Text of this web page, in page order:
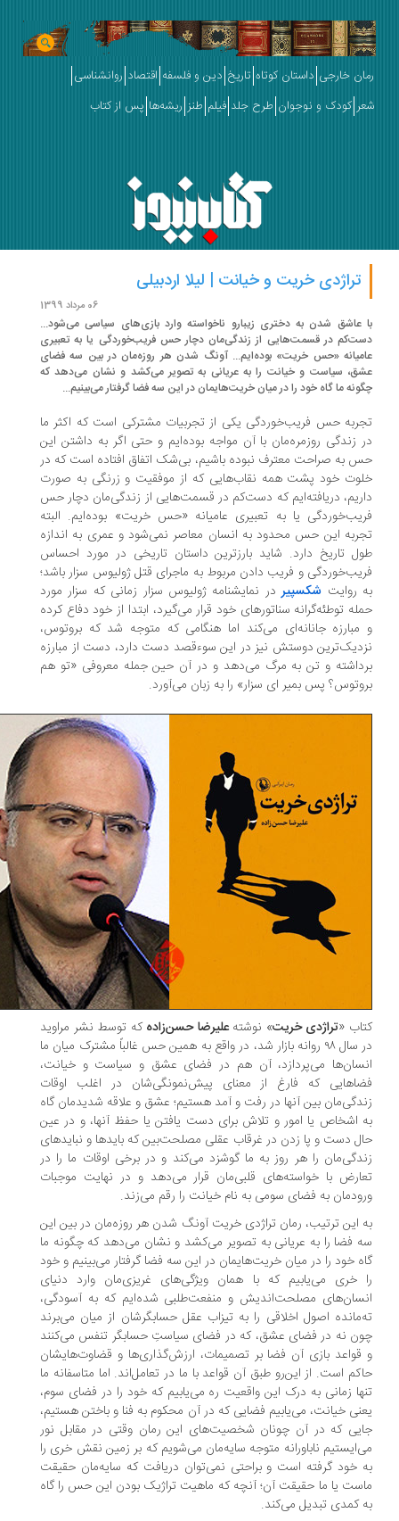
خارجی داستان کوتاه تاریخ دین و فلسفه اقتصاد روانشناسی
کودک و نوجوان طرح جلد فیلم طنز ریشه‌ها پس از کتاب
تراژدی خریت و خیانت | لیلا اردبیلی
عاشق شدن به دختری زیبارو ناخواسته وارد بازی‌های سیاسی می‌شود...
در قسمت‌هایی از زندگی‌مان دچار حس فریب‌خوردگی یا به تعبیری
«حس خریت» بوده‌ایم... آونگ شدن هر روزه‌مان در بین سه فضای
سیاست و خیانت را به عریانی به تصویر می‌کشد و نشان می‌دهد که
ما گاه خود را در میان خریت‌هایمان در این سه فضا گرفتار می‌بینیم...
حس فریب‌خوردگی یکی از تجربیات مشترکی است که اکثر ما
زندگی روزمره‌مان با آن مواجه بوده‌ایم و حتی اگر به داشتن این
به صراحت معترف نبوده باشیم، بی‌شک اتفاق افتاده است که در
خود پشت همه نقاب‌هایی که از موفقیت و زرنگی به صورت
دریافته‌ایم که دست‌کم در قسمت‌هایی از زندگی‌مان دچار حس
یا به تعبیری عامیانه «حس خریت» بوده‌ایم. البته
این حس محدود به انسان‌ معاصر نمی‌شود و عمری به اندازه
تاریخ دارد. شاید بارزترین داستان تاریخی در مورد احساس
و فریب دادن مربوط به ماجرای قتل ژولیوس سزار باشد؛
روایت شکسپیردر نمایشنامه ژولیوس سزار زمانی که سزار مورد
توطئه‌گرانه سناتورهای خود قرار می‌گیرد، ابتدا از خود دفاع کرده
جانانه‌ای می‌کند اما هنگامی که متوجه شد که بروتوس،
دوستش نیز در این سوءقصد دست دارد، دست از مبارزه
و تن به مرگ می‌دهد و در آن حین جمله معروفی «تو هم
پس بمیر ای سزار» را به زبان می‌آورد.
تراژدی خریت» نوشتهعلیرضا حسن‌زادهکه توسط نشر مراوید
در سال ۹۸ روانه بازار شد، در واقع به همین حس غالباً مشترک میان ما
می‌پردازد، آن هم در فضای عشق و سیاست و خیانت،
که فارغ از معنای پیش‌نمونگی‌شان در اغلب اوقات
بین آنها در رفت و آمد هستیم؛ عشق و علاقه شدیدمان گاه
اشخاص یا امور و تلاش برای دست یافتن یا حفظ آنها، و در عین
دست و پا زدن در غرقاب عقلی مصلحت‌بین که بایدها و نبایدهای
را هر روز به ما گوشزد می‌کند و در برخی اوقات ما را در
با خواسته‌های قلبی‌مان قرار می‌دهد و در نهایت موجبات
به فضای سومی به نام خیانت را رقم می‌زند.
این ترتیب، رمان تراژدی خریت آونگ شدن هر روزه‌مان در بین این
فضا را به عریانی به تصویر می‌کشد و نشان می‌دهد که چگونه ما
خود را در میان خریت‌هایمان در این سه فضا گرفتار می‌بینیم و خود
خری می‌یابیم که با همان ویژگی‌های غریزی‌مان‌ وارد دنیای
مصلحت‌اندیش و منفعت‌طلبی شده‌ایم که به آسودگی،
اصول اخلاقی را به تیزاب عقل حسابگرشان از میان می‌برند
نه در فضای عشق، که در فضای سیاستِ حسابگر تنفس می‌کنند
بازی آن فضا بر تصمیمات، ارزش‌گذاری‌ها و قضاوت‌هایشان
است. از این‌رو طبق آن قواعد با ما در تعامل‌اند. اما متاسفانه ما
زمانی به درک این واقعیت ره می‌‌یابیم که خود را در فضای سوم،
خیانت، می‌یابیم فضایی که در آن محکوم به فنا و باختن هستیم،
که در آن چونان شخصیت‌های این رمان وقتی در مقابل نور
ناباورانه متوجه سایه‌مان می‌شویم که بر زمین نقش خری را
خود گرفته است و براحتی نمی‌توان دریافت که سایه‌مان حقیقت
یا ما حقیقت آن؛ آنچه که ماهیت تراژیک بودن این حس را گاه
کمدی تبدیل می‌کند.